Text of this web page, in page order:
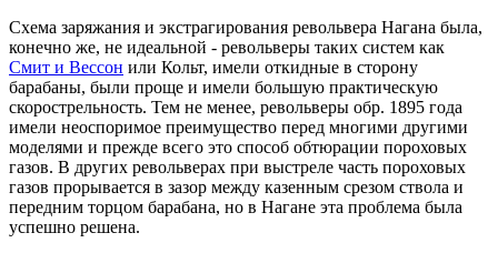
Схема заряжания и экстрагирования револьвера Нагана была,
конечно же, не идеальной - револьверы таких систем как
Смит и Вессон или Кольт, имели откидные в сторону
барабаны, были проще и имели большую практическую
скорострельность. Тем не менее, револьверы обр. 1895 года
имели неоспоримое преимущество перед многими другими
моделями и прежде всего это способ обтюрации пороховых
газов. В других револьверах при выстреле часть пороховых
газов прорывается в зазор между казенным срезом ствола и
передним торцом барабана, но в Нагане эта проблема была
успешно решена.